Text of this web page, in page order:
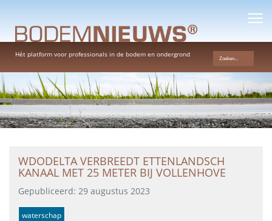
Hét platform voor professionals in de bodem en ondergrond
WDODELTA VERBREEDT ETTENLANDSCH
KANAAL MET 25 METER BIJ VOLLENHOVE
Gepubliceerd: 29 augustus 2023
waterschap